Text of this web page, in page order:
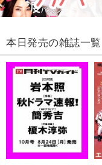
本日発売の雑誌一覧